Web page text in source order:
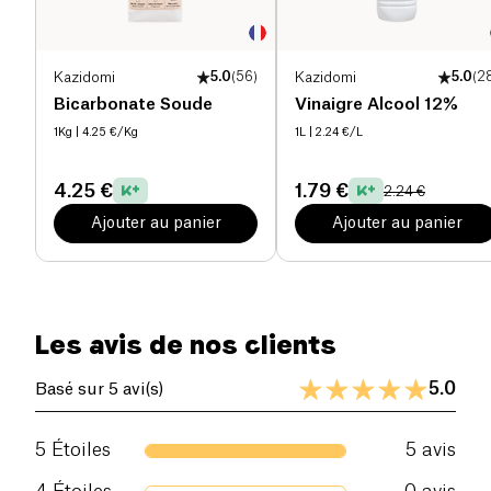
Kazidomi 5.0(56)
Bicarbonate Soude
1Kg | 4.25 €/Kg
4.25 €
Ajouter au panier
Kazidomi 5.0(
Vinaigre Alcool 12%
1L | 2.24 €/L
1.79 € 2.24 €
Ajouter au panier
Les avis de nos clients
Basé sur 5 avi(s) 5.0
5 Étoiles 5 avis